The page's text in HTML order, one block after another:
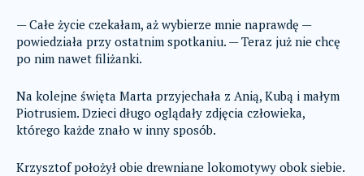
— Całe życie czekałam, aż wybierze mnie naprawdę —
powiedziała przy ostatnim spotkaniu. — Teraz już nie chcę
po nim nawet filiżanki.
Na kolejne święta Marta przyjechała z Anią, Kubą i małym
Piotrusiem. Dzieci długo oglądały zdjęcia człowieka,
którego każde znało w inny sposób.
Krzysztof położył obie drewniane lokomotywy obok siebie.